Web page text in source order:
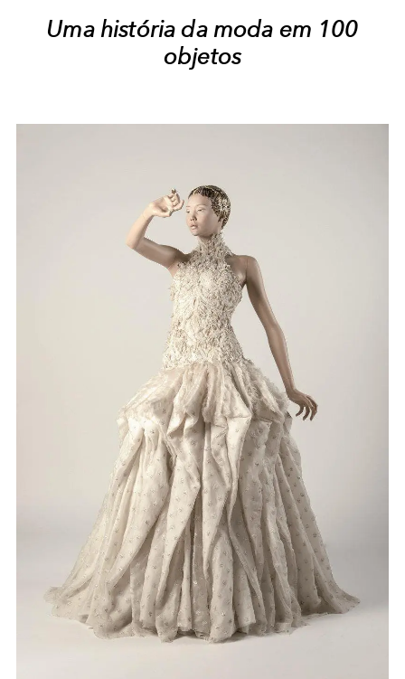
Uma história da moda em 100
objetos